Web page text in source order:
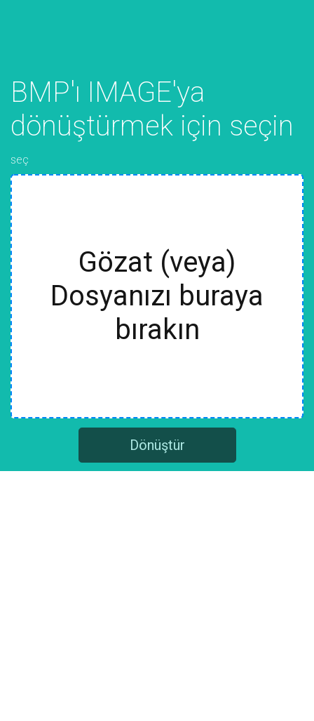
BMP'ı IMAGE'ya
dönüştürmek için seçin
seç
Gözat (veya)
Dosyanızı buraya
bırakın
Dönüştür